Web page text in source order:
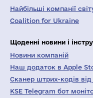
Найбільші компанії
Coalition for Ukraine
Щоденні новини і
Новини компаній
Наш додаток в Apple
Сканер штрих-кодів від
KSE Telegram бот